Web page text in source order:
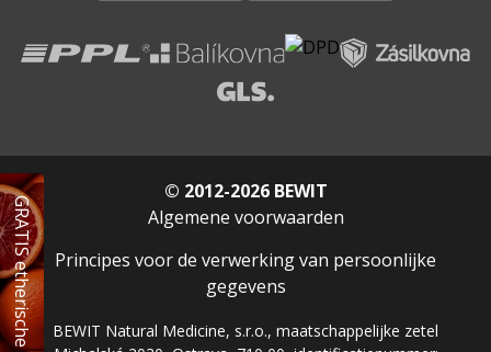
GRATIS etherische olie
© 2012-2026 BEWIT
Algemene voorwaarden
Principes voor de verwerking van persoonlijke
gegevens
BEWIT Natural Medicine, s.r.o., maatschappelijke zetel